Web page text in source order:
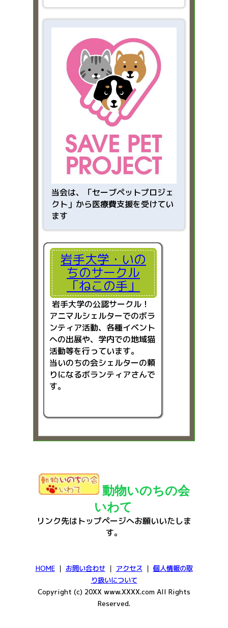
当会は、「セーブペットプロジェ
クト」から医療費支援を受けてい
ます
岩手大学・いの
ちのサークル
「ねこの手」
岩手大学の公認サークル！
アニマルシェルターでのボラ
ンティア活動、各種イベント
への出展や、学内での地域猫
活動等を行っています。
当いのちの会シェルターの頼
りになるボランティアさんで
す。
動物いのちの会
いわて
リンク先はトップページへお願いいたしま
す。
HOME｜ お問い合わせ｜ アクセス ｜ 個人情報の取
り扱いについて
Copyright (c) 20XX www.XXXX.com All Rights
Reserved.